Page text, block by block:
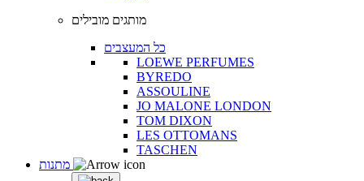
מותגים מובילים
כל המעצבים
LOEWE PERFUMES
BYREDO
ASSOULINE
JO MALONE LONDON
TOM DIXON
LES OTTOMANS
TASCHEN